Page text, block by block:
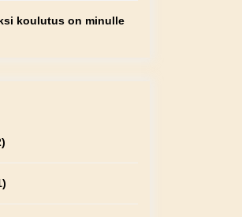
koulutus on minulle